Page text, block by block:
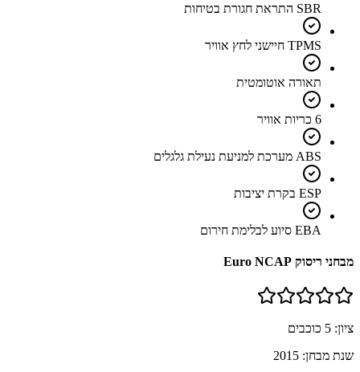
SBR התראת חגורת בטיחות
TPMS חיישני לחץ אוויר
תאורה אוטומטית
6 כריות אוויר
ABS מערכת למניעת נעילת גלגלים
ESP בקרת יציבות
EBA סיוע לבלימת חירום
מבחני ריסוק Euro NCAP
ציון: 5 כוכבים
שנת מבחן: 2015